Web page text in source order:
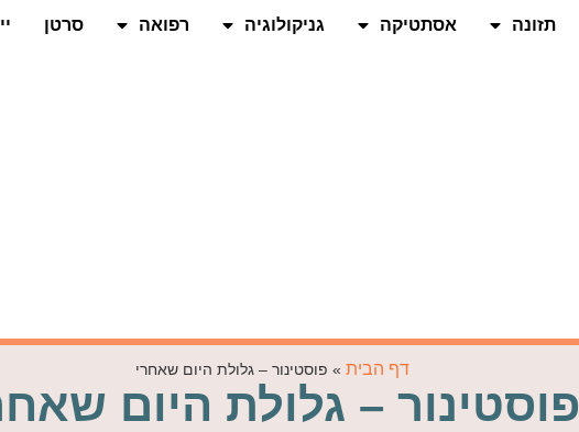
תזונה אסתטיקה גניקולוגיה רפואה סרטן
דף הבית » פוסטינור – גלולת היום שאחרי
פוסטינור – גלולת היום